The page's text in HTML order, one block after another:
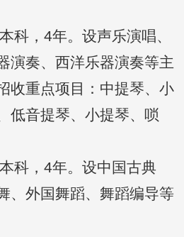
，4年。设声乐演唱、
演奏、西洋乐器演奏等主
收重点项目：中提琴、小
低音提琴、小提琴、唢
，4年。设中国古典
、外国舞蹈、舞蹈编导等